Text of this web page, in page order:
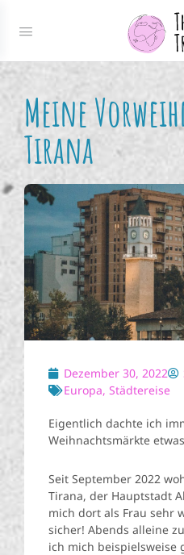
Meine
Tirana
Dezember 30, 2022
Europa, Städtereise
Eigentlich dachte ich
Weihnachtsmärkte
Seit September 2022
Tirana, der Hauptstadt
mich dort als Frau sehr
sicher! Abends alleine
ich mich beispielsweise